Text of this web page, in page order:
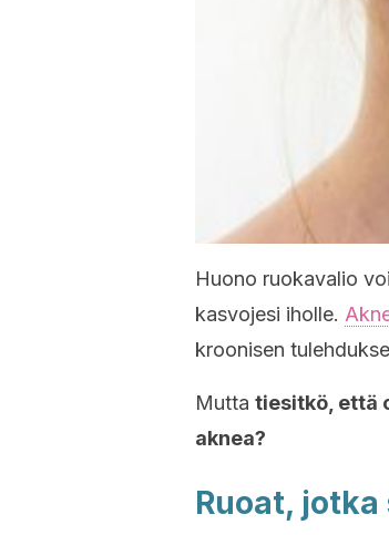
Huono ruokavalio
kasvojesi iholle.
kroonisen
Mutta tiesitkö, että
aknea?
Ruoat,